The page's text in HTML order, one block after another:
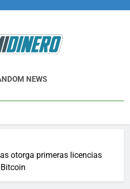
NEWS
otorga primeras licencias